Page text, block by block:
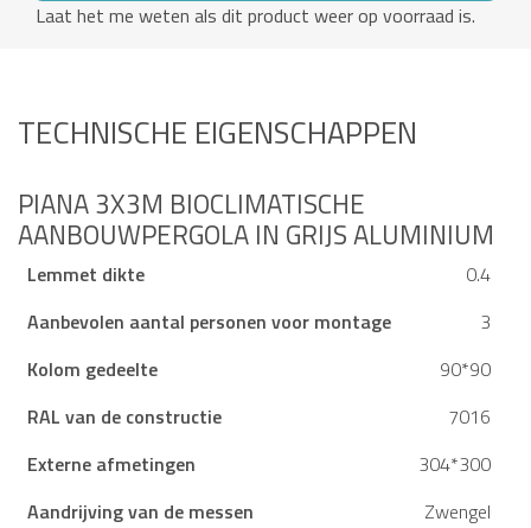
Laat het me weten als dit product weer op voorraad is.
TECHNISCHE EIGENSCHAPPEN
PIANA 3X3M BIOCLIMATISCHE
AANBOUWPERGOLA IN GRIJS ALUMINIUM
Lemmet dikte
0.4
Aanbevolen aantal personen voor montage
3
Kolom gedeelte
90*90
RAL van de constructie
7016
Externe afmetingen
304*300
Aandrijving van de messen
Zwengel